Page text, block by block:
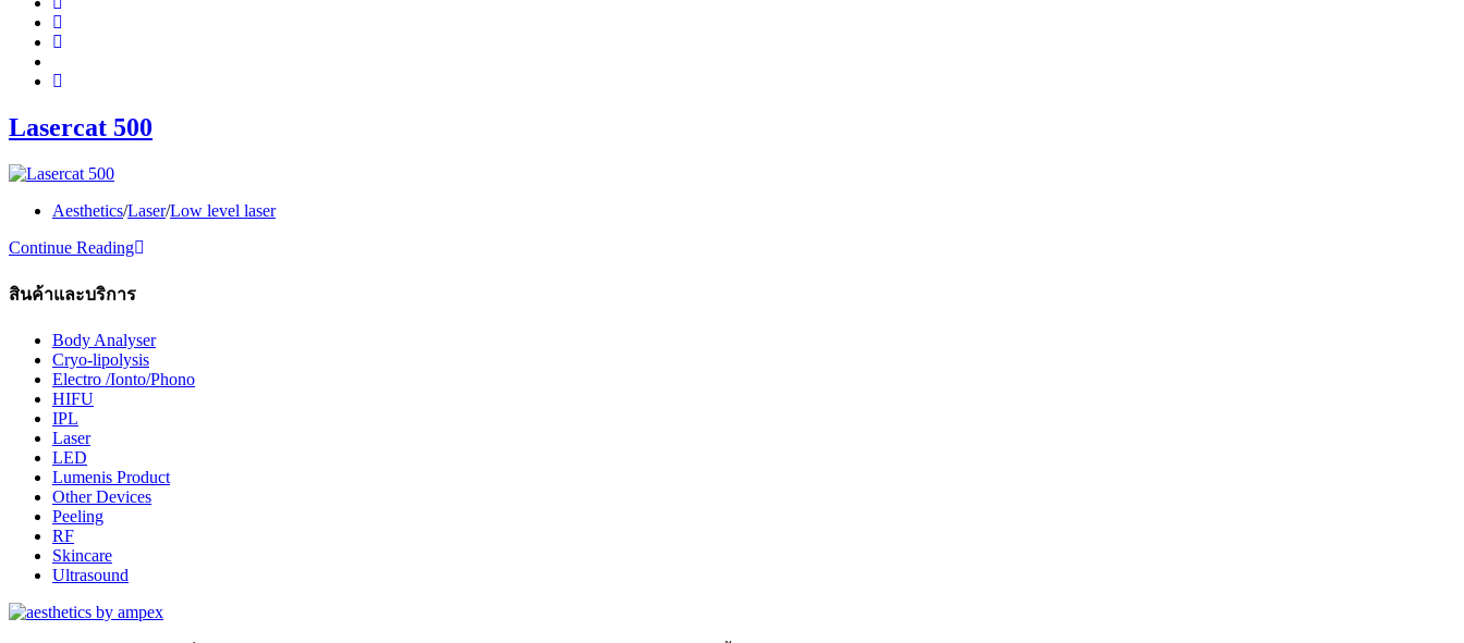
Lasercat 500
Post
Aesthetics/Laser/Low level laser
Continue ReadingLasercat
สินค้าและบริการ
Body Analyser
Cryo-lipolysis
Electro /Ionto/Phono
HIFU
IPL
Laser
LED
Lumenis Product
Other Devices
Peeling
RF
Skincare
Ultrasound